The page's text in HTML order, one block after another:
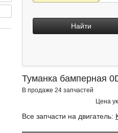
Найти
Туманка бамперная
В продаже 24 запчастей
Цена
Все запчасти на двигатель: